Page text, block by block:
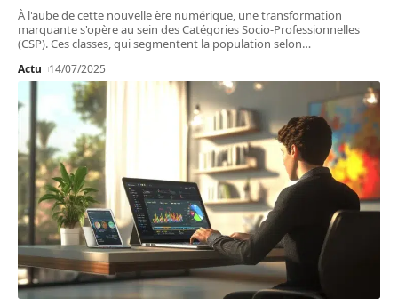
À l'aube de cette nouvelle ère numérique, une transformation
marquante s'opère au sein des Catégories Socio-Professionnelles
(CSP). Ces classes, qui segmentent la population selon…
Actu 14/07/2025